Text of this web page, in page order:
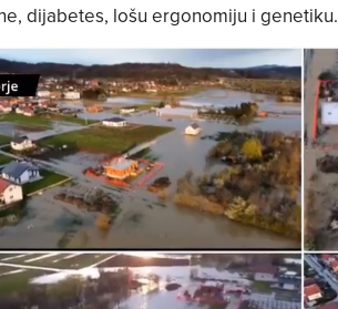
dijabetes, lošu ergonomiju i genetiku.